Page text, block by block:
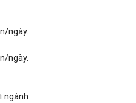
ngày.
ngành